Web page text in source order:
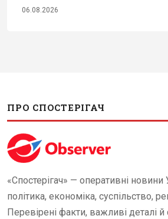
06.08.2026
ПРО СПОСТЕРІГАЧ
«Спостерігач» — оперативні новини
політика, економіка, суспільство,
Перевірені факти, важливі деталі